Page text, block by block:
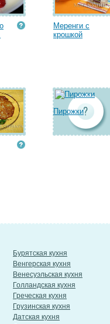
Меренги с
крошкой
Пирожки
Бурятская кухня
Венгерская кухня
Венесуэльская кухня
Голландская кухня
Греческая кухня
Грузинская кухня
Датская кухня